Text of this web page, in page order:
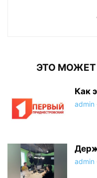
ЭТО МОЖЕТ
Как
admin
admin